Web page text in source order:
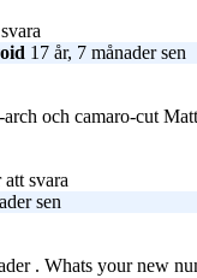
17 år, 7 månader sen
och camaro-cut
svara
sen
. Whats your new